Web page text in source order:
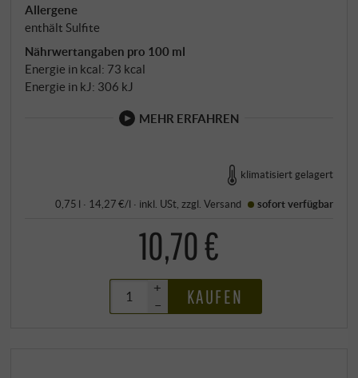
Allergene
enthält Sulfite
Nährwertangaben pro 100 ml
Energie in kcal: 73 kcal
Energie in kJ: 306 kJ
MEHR ERFAHREN
klimatisiert gelagert
0,75 l · 14,27 €/l · inkl. USt , zzgl.Versand sofort verfügbar
10,70 €
+
–
KAUFEN